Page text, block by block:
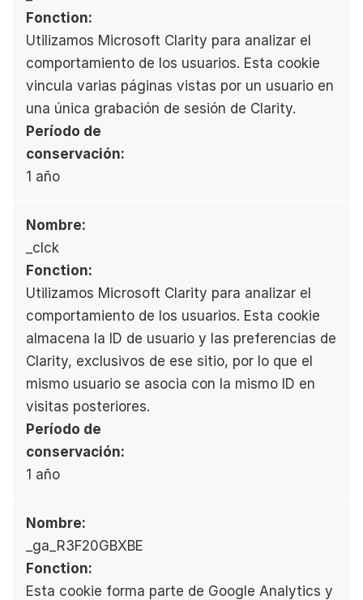
Fonction:
Utilizamos Microsoft Clarity para analizar el
comportamiento de los usuarios. Esta cookie
vincula varias páginas vistas por un usuario en
una única grabación de sesión de Clarity.
Período de
conservación:
1 año
Nombre:
_clck
Fonction:
Utilizamos Microsoft Clarity para analizar el
comportamiento de los usuarios. Esta cookie
almacena la ID de usuario y las preferencias de
Clarity, exclusivos de ese sitio, por lo que el
mismo usuario se asocia con la mismo ID en
visitas posteriores.
Período de
conservación:
1 año
Nombre:
_ga_R3F20GBXBE
Fonction:
Esta cookie forma parte de Google Analytics y